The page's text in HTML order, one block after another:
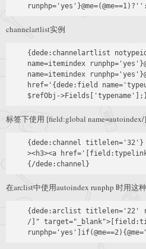
channelartlist实例
{dede:channelartlist
name=itemindex
name=itemindex
href='{dede:field
标签下使用 [field:global name=autoindex/
{dede:channel
><h3><a
在arclist中使用autoindex runphp 时用这
{dede:arclist titlelen='22'
/]"